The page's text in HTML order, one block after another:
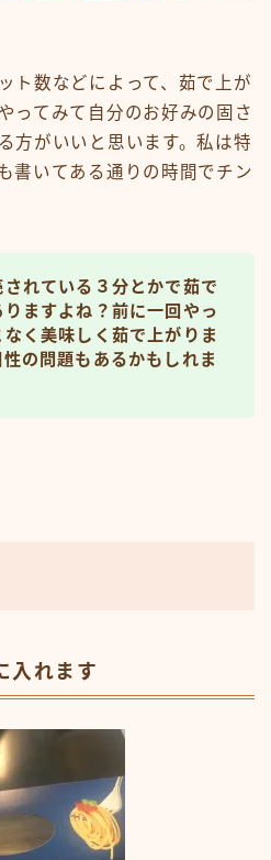
ト数などによって、茹で上が
ってみて自分のお好みの固さ
方がいいと思います。私は特
書いてある通りの時間でチン
れている３分とかで茹で
ますよね？前に一回やっ
く美味しく茹で上がりま
の問題もあるかもしれま
入れます